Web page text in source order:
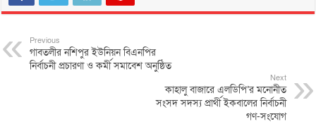
Previous
গাবতলীর নশিপুর ইউনিয়ন বিএনপির
নির্বাচনী প্রচারণা ও কর্মী সমাবেশ অনুষ্ঠিত
Next
কাহালু বাজারে এলডিপি’র মনোনীত
সংসদ সদস্য প্রার্থী ইকবালের নির্বাচনী
গণ-সংযোগ